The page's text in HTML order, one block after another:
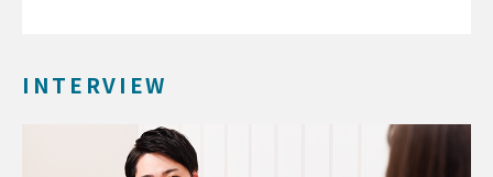
INTERVIEW